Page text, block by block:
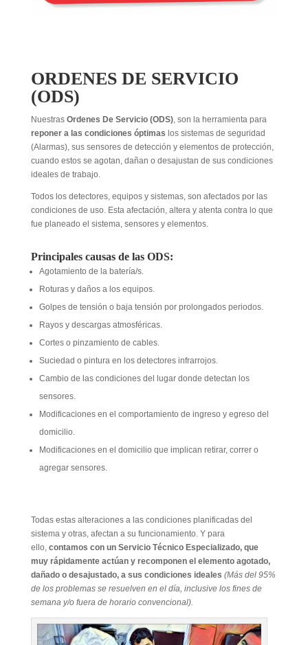
ORDENES DE SERVICIO
(ODS)
Nuestras Ordenes De Servicio (ODS), son la herramienta para
reponer a las condiciones óptimas los sistemas de seguridad
(Alarmas), sus sensores de detección y elementos de protección,
cuando estos se agotan, dañan o desajustan de sus condiciones
ideales de trabajo.
Todos los detectores, equipos y sistemas, son afectados por las
condiciones de uso. Esta afectación, altera y atenta contra lo que
fue planeado el sistema, sensores y elementos.
Principales causas de las ODS:
Agotamiento de la batería/s.
Roturas y daños a los equipos.
Golpes de tensión o baja tensión por prolongados periodos.
Rayos y descargas atmosféricas.
Cortes o pinzamiento de cables.
Suciedad o pintura en los detectores infrarrojos.
Cambio de las condiciones del lugar donde detectan los
sensores.
Modificaciones en el comportamiento de ingreso y egreso del
domicilio.
Modificaciones en el domicilio que implican retirar, correr o
agregar sensores.
Todas estas alteraciones a las condiciones planificadas del
sistema y otras, afectan a su funcionamiento. Y para
ello, contamos con un Servicio Técnico Especializado, que
muy rápidamente actúan y recomponen el elemento agotado,
dañado o desajustado, a sus condiciones ideales (Más del 95%
de los problemas se resuelven en el día, inclusive los fines de
semana y/o fuera de horario convencional).